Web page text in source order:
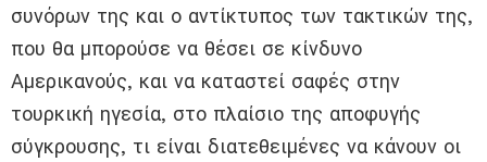
συνόρων της και ο αντίκτυπος των τακτικών της,
που θα μπορούσε να θέσει σε κίνδυνο
Αμερικανούς, και να καταστεί σαφές στην
τουρκική ηγεσία, στο πλαίσιο της αποφυγής
σύγκρουσης, τι είναι διατεθειμένες να κάνουν οι